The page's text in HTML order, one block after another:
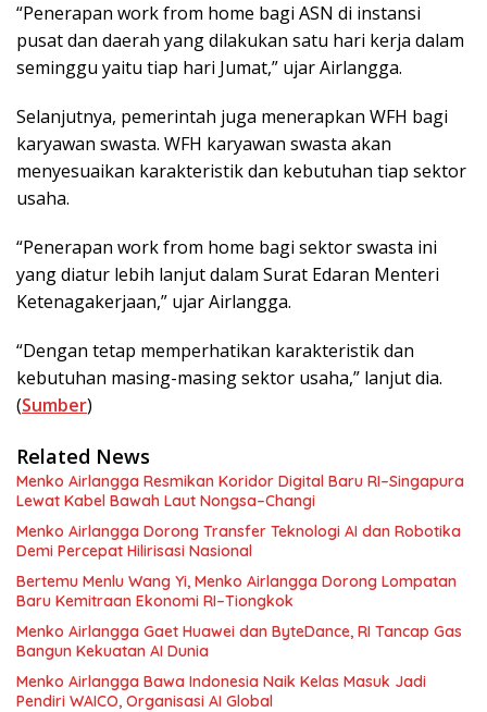
“Penerapan work from home bagi ASN di instansi
pusat dan daerah yang dilakukan satu hari kerja dalam
seminggu yaitu tiap hari Jumat,” ujar Airlangga.
Selanjutnya, pemerintah juga menerapkan WFH bagi
karyawan swasta. WFH karyawan swasta akan
menyesuaikan karakteristik dan kebutuhan tiap sektor
usaha.
“Penerapan work from home bagi sektor swasta ini
yang diatur lebih lanjut dalam Surat Edaran Menteri
Ketenagakerjaan,” ujar Airlangga.
“Dengan tetap memperhatikan karakteristik dan
kebutuhan masing-masing sektor usaha,” lanjut dia.
(Sumber)
Related News
Menko Airlangga Resmikan Koridor Digital Baru RI–Singapura
Lewat Kabel Bawah Laut Nongsa–Changi
Menko Airlangga Dorong Transfer Teknologi AI dan Robotika
Demi Percepat Hilirisasi Nasional
Bertemu Menlu Wang Yi, Menko Airlangga Dorong Lompatan
Baru Kemitraan Ekonomi RI–Tiongkok
Menko Airlangga Gaet Huawei dan ByteDance, RI Tancap Gas
Bangun Kekuatan AI Dunia
Menko Airlangga Bawa Indonesia Naik Kelas Masuk Jadi
Pendiri WAICO, Organisasi AI Global